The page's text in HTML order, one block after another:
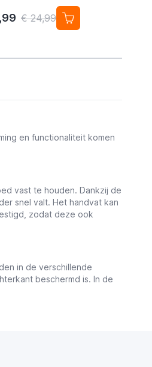
€ 24,99
en functionaliteit komen
vast te houden. Dankzij de
snel valt. Het handvat kan
zodat deze ook
in de verschillende
beschermd is. In de